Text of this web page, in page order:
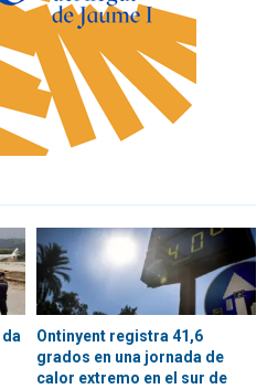
Ontinyent registra 41,6
grados en una jornada de
calor extremo en el sur de